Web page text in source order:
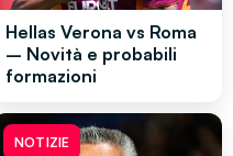
Hellas Verona vs Roma
– Novità e probabili
formazioni
NOTIZIE